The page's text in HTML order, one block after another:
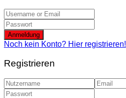
Anmeldung
Noch kein Konto? Hier registrieren!
Registrieren